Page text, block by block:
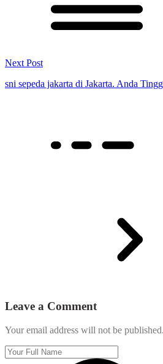
Next Post
sni sepeda jakarta di Jakarta. Anda
Leave a Comment
Your email address will not be published.